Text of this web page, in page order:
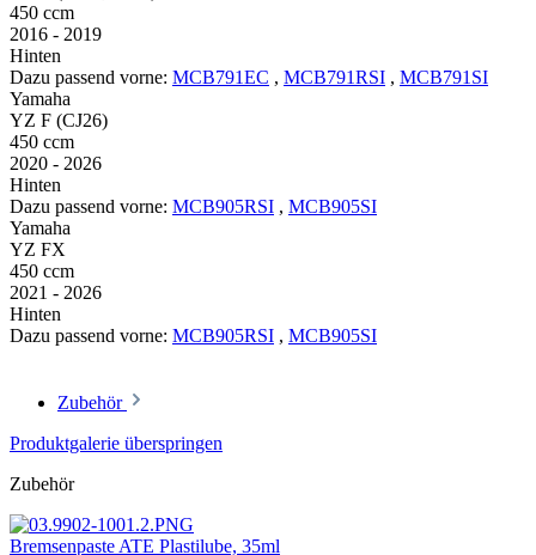
450 ccm
2016 - 2019
Hinten
Dazu passend vorne: MCB791EC , MCB791RSI , MCB791SI
Yamaha
YZ F (CJ26)
450 ccm
2020 - 2026
Hinten
Dazu passend vorne: MCB905RSI , MCB905SI
Yamaha
YZ FX
450 ccm
2021 - 2026
Hinten
Dazu passend vorne: MCB905RSI , MCB905SI
Zubehör
Produktgalerie überspringen
Zubehör
Bremsenpaste ATE Plastilube, 35ml